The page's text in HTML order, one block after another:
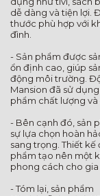
dễ dàng và tiện lợi.
thước phù hợp với
đình.
- Sản phẩm được
ổn định cao, giúp
động môi trường.
Mansion đã sử
phẩm chất lượng
- Bên cạnh đó, sản
sự lựa chọn hoàn
sang trọng. Thiết
phẩm tạo nên một
phong cách cho gia
- Tóm lại, sản phẩm